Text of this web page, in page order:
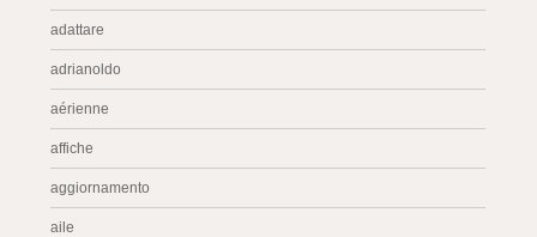
adattare
adrianoldo
aérienne
affiche
aggiornamento
aile